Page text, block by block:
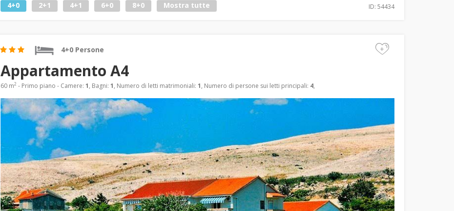
4+0 2+1 4+1 6+0 8+0 Mostra tutte ID: 54434
4+0 Persone +
Appartamento A4
60 m2 - Primo piano - Camere: 1, Bagni: 1, Numero di letti matrimoniali: 1, Numero di persone sui letti principali: 4,